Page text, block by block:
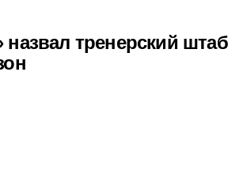
тренерский штаб